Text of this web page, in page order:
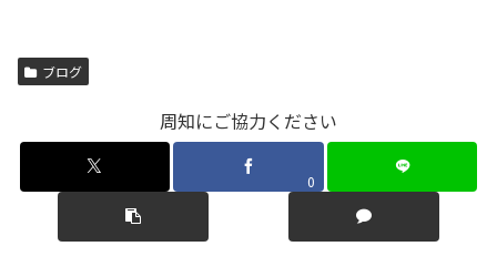
ブログ
周知にご協力ください
0